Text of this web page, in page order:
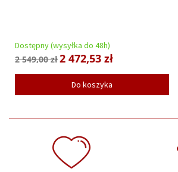
Dostępny (wysyłka do 48h)
2 549,00 zł2 472,53 zł
Do koszyka